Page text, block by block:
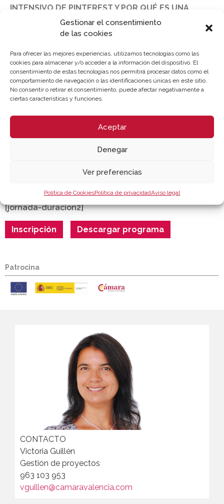
Gestionar el consentimiento
de las cookies
Para ofrecer las mejores experiencias, utilizamos tecnologías como las
cookies para almacenar y/o acceder a la información del dispositivo. El
consentimiento de estas tecnologías nos permitirá procesar datos como el
comportamiento de navegación o las identificaciones únicas en este sitio.
No consentir o retirar el consentimiento, puede afectar negativamente a
ciertas características y funciones.
Aceptar
Denegar
Ver preferencias
Política de CookiesPolítica de privacidadAviso legal
INTENSIVO DE PINTEREST Y POR QUÉ ES UNA
HERRAMIENTA IMPORTANTE EN LOS NEGOCIOS
Dª. Katy Espinoza / Formadora CWO SCHOOL / CWO.
15:45 h.
COLOQUIO, PREGUNTAS Y CLAUSURA.
Dª. Mª Victoria Guillén / Técnico / Cámara Valencia.
LUGAR DE CELEBRACIÓN
Webinar - Cámara Valencia | Sesión Online
[jornada-duracion2]
Inscripción Descargar programa
Patrocina
CONTACTO
Victoria Guillén
Gestión de proyectos
963 103 953
vguillen@camaravalencia.com